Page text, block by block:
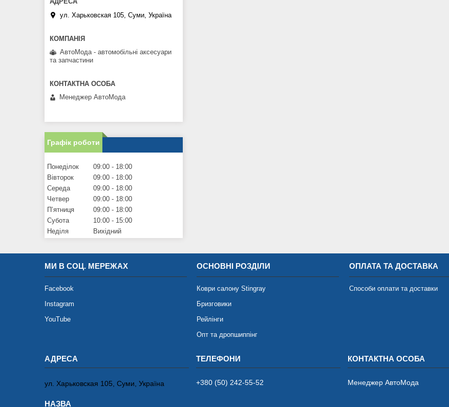
ул. Харьковская 105, Суми, Україна
АвтоМода - автомобільні аксесуари
та запчастини
Менеджер АвтоМода
Графік роботи
Понеділок 09:00
18:00
Вівторок
09:00
18:00
Середа
09:00
18:00
Четвер
09:00
18:00
Пʼятниця
09:00
18:00
Субота
10:00
15:00
Неділя
Вихідний
МИ В СОЦ. МЕРЕЖАХ
Facebook
Instagram
YouTube
ОСНОВНІ РОЗДІЛИ
Коври салону Stingray
Бризговики
Рейлінги
Опт та дропшиппінг
ОПЛАТА ТА ДОСТАВКА
Способи оплати та доставки
ул. Харьковская 105, Суми, Україна +380 (50) 242-55-52 Менеджер АвтоМода